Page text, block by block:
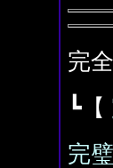
完
┗【
完